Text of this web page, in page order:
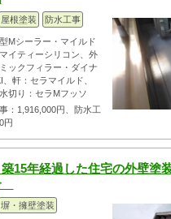
屋根塗装 防水工事
Mシーラー・マイルド
イティーシリコン、外
ックフィラー・ダイナ
、軒：セラマイルド、
切り：セラMフッソ
：1,916,000円、防水工
円
15年経過した住宅の外壁塗
塀・擁壁塗装